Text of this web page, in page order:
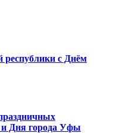
республики с Днём
и Дня города Уфы